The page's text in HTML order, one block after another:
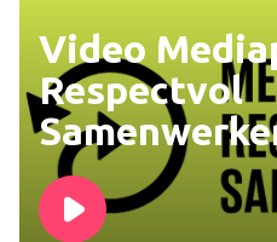
Video
Respectvol